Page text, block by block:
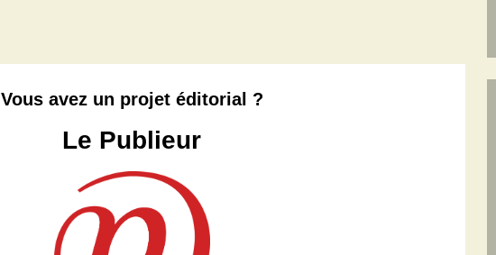
Vous avez un projet éditorial ?
Le Publieur